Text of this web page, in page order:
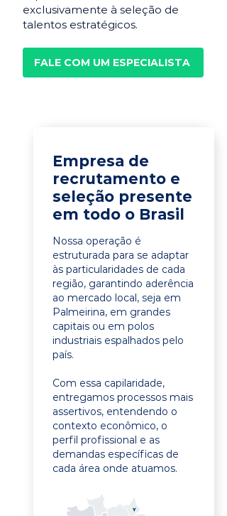
exclusivamente à seleção de
talentos estratégicos.
FALE COM UM ESPECIALISTA
Empresa de
recrutamento e
seleção presente
em todo o Brasil
Nossa operação é
estruturada para se adaptar
às particularidades de cada
região, garantindo aderência
ao mercado local, seja em
Palmeirina, em grandes
capitais ou em polos
industriais espalhados pelo
país.
Com essa capilaridade,
entregamos processos mais
assertivos, entendendo o
contexto econômico, o
perfil profissional e as
demandas específicas de
cada área onde atuamos.